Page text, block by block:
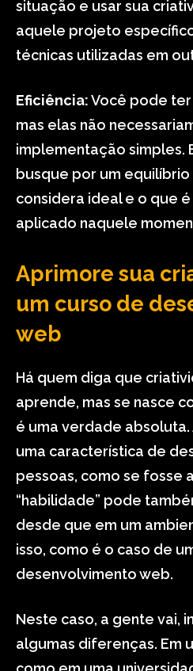
situação e usar sua
aquele projeto
técnicas utilizadas em
Eficiência:Você pode
mas elas não
implementação simples.
busque por um
considera ideal e o que
aplicado naquele
Aprimore sua
um curso de
web
Há quem diga que
aprende, mas se nasce
é uma verdade
uma característica de
pessoas, como se fosse
“habilidade” pode
desde que em um
isso, como é o caso de
desenvolvimento web.
Neste caso, a gente vai,
algumas diferenças. Em